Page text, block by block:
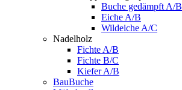
Buche gedämpft A/B
Eiche A/B
Wildeiche A/C
Nadelholz
Fichte A/B
Fichte B/C
Kiefer A/B
BauBuche